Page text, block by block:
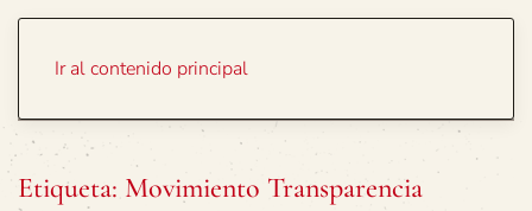
Ir al contenido principal
Etiqueta: Movimiento Transparencia